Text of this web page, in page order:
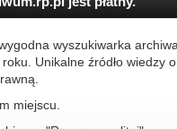
wyszukiwarka
Unikalne źródło wiedzy
miejscu.